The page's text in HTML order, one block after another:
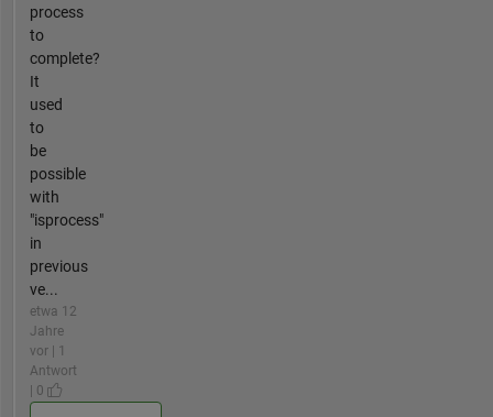
process
to
complete?
It
used
to
be
possible
with
"isprocess"
in
previous
ve...
etwa 12
Jahre
vor | 1
Antwort
| 0